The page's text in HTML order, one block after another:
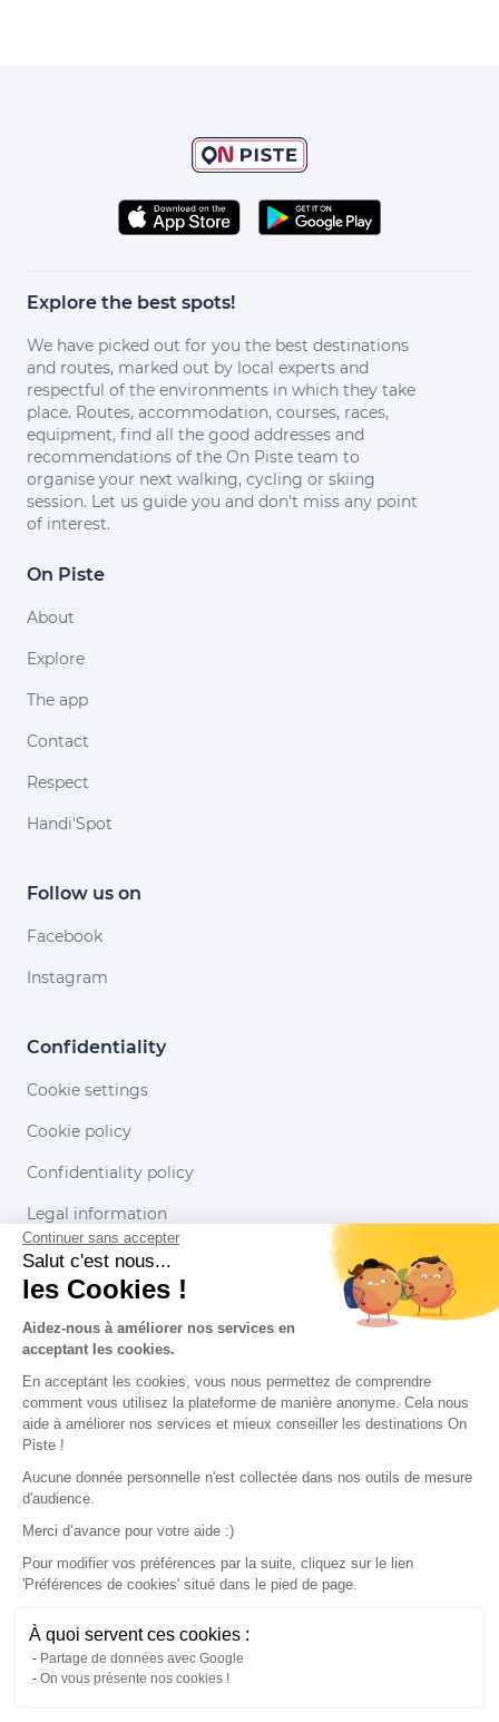
Explore the best spots!
We have picked out for you the best destinations
and routes, marked out by local experts and
respectful of the environments in which they take
place. Routes, accommodation, courses, races,
equipment, find all the good addresses and
recommendations of the On Piste team to
organise your next walking, cycling or skiing
session. Let us guide you and don't miss any point
of interest.
On Piste
About
Explore
The app
Contact
Respect
Handi'Spot
Follow us on
Facebook
Instagram
Confidentiality
Cookie settings
Cookie policy
Confidentiality policy
Legal information
Conditions of use
Our partners
v. 1.45.0
Continuer sans accepter
Salut c'est nous...
les Cookies !
Aidez-nous à améliorer nos services en
acceptant les cookies.
En acceptant les cookies, vous nous permettez de comprendre
comment vous utilisez la plateforme de manière anonyme. Cela nous
aide à améliorer nos services et mieux conseiller les destinations On
Piste !
Aucune donnée personnelle n'est collectée dans nos outils de mesure
d'audience.
Merci d’avance pour votre aide :)
Pour modifier vos préférences par la suite, cliquez sur le lien
'Préférences de cookies' situé dans le pied de page.
À quoi servent ces cookies :
Partage de données avec Google
On vous présente nos cookies !